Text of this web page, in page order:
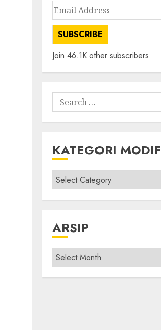
Email
Address
SUBSCRIBE
Join 46.1K other subscribers
Search
for:
KATEGORI MODIF
Kategori
modif
ARSIP
Arsip